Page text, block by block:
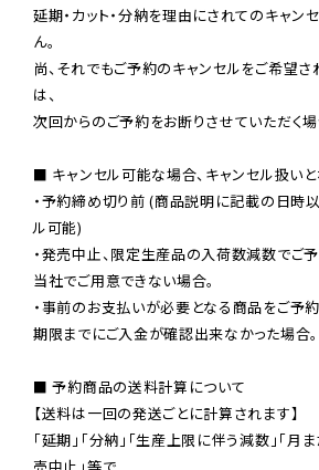
延期・カット・分納を理由にされてのキャン
ん。
尚、それでもご予約のキャンセルをご希望
は、
次回からのご予約をお断りさせていただく場
■ キャンセル可能な場合、キャンセル扱い
・予約締め切り前 (商品説明に記載の日時
ル可能)
・発売中止、限定生産品の入荷数減数でご
当社でご用意できない場合。
・事前のお支払いが必要となる商品をご予
期限までにご入金が確認出来なかった場合。
■ 予約商品の送料計算について
【送料は一回の発送ごとに計算されます】
「延期」「分納」「生産上限に伴う減数」「月
売中止」等で